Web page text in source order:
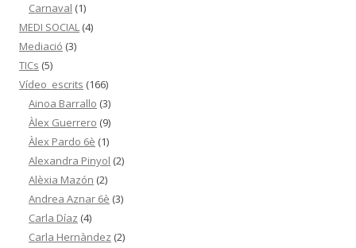
Carnaval (1)
MEDI SOCIAL (4)
Mediació (3)
TICs (5)
Vídeo_escrits (166)
Ainoa Barrallo (3)
Àlex Guerrero (9)
Àlex Pardo 6è (1)
Alexandra Pinyol (2)
Alèxia Mazón (2)
Andrea Aznar 6è (3)
Carla Díaz (4)
Carla Hernàndez (2)